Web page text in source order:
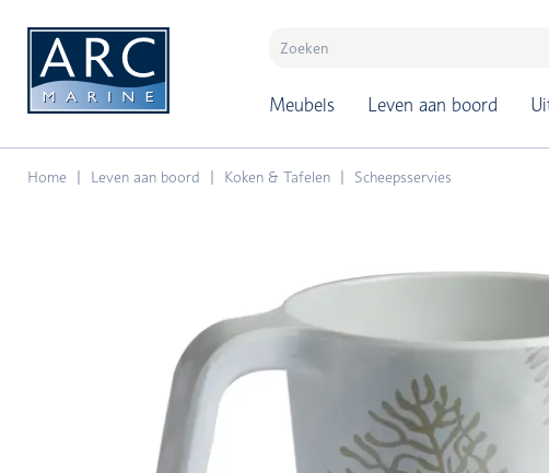
Meubels Leven aan boord
Home Leven aan boord Koken & Tafelen Scheepsservies